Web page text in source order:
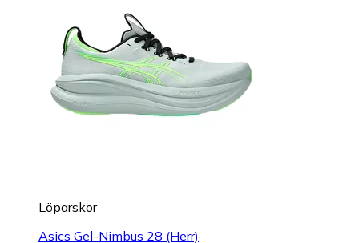
Löparskor
Asics Gel-Nimbus 28 (Herr)